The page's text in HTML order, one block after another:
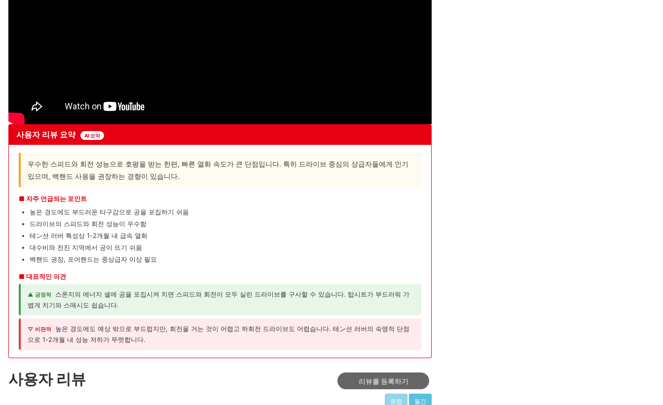
사용자 리뷰 요약 AI 요약
우수한 스피드와 회전 성능으로 호평을 받는 한편, 빠른 열화 속도가 큰 단점입니다. 특히 드라이브 중심의 상급자들에게 인기
있으며, 백핸드 사용을 권장하는 경향이 있습니다.
■ 자주 언급되는 포인트
높은 경도에도 부드러운 타구감으로 공을 포집하기 쉬움
드라이브의 스피드와 회전 성능이 우수함
테ン션 러버 특성상 1-2개월 내 급속 열화
대수비와 전진 지역에서 공이 뜨기 쉬움
백핸드 권장, 포어핸드는 중상급자 이상 필요
■ 대표적인 의견
▲ 긍정적
스폰지의 에너지 셀에 공을 포집시켜 치면 스피드와 회전이 모두 실린 드라이브를 구사할 수 있습니다. 탑시트가 부드러워 가
볍게 치기와 스매시도 쉽습니다.
▽ 비판적
높은 경도에도 예상 밖으로 부드럽지만, 회전을 거는 것이 어렵고 하회전 드라이브도 어렵습니다. 테ン션 러버의 숙명적 단점
으로 1-2개월 내 성능 저하가 뚜렷합니다.
사용자 리뷰 리뷰를 등록하기
종합 월간